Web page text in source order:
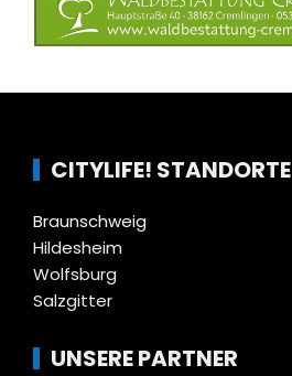
CITYLIFE! STANDORTE
Braunschweig
Hildesheim
Wolfsburg
Salzgitter
UNSERE PARTNER